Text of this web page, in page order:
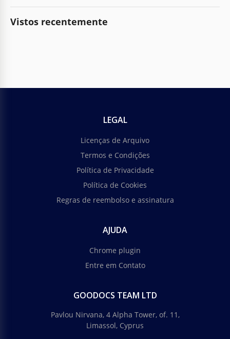
Vistos recentemente
LEGAL
Licenças de Arquivo
Termos e Condições
Política de Privacidade
Política de Cookies
Regras de reembolso e assinatura
AJUDA
Chrome plugin
Entre em Contato
GOODOCS TEAM LTD
Pavlou Nirvana, 4 Alpha Tower, of. 11,
Limassol, Cyprus